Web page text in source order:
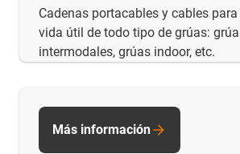
Cadenas portacables y cables
vida útil de todo tipo de grúas:
intermodales, grúas indoor, etc.
Más información